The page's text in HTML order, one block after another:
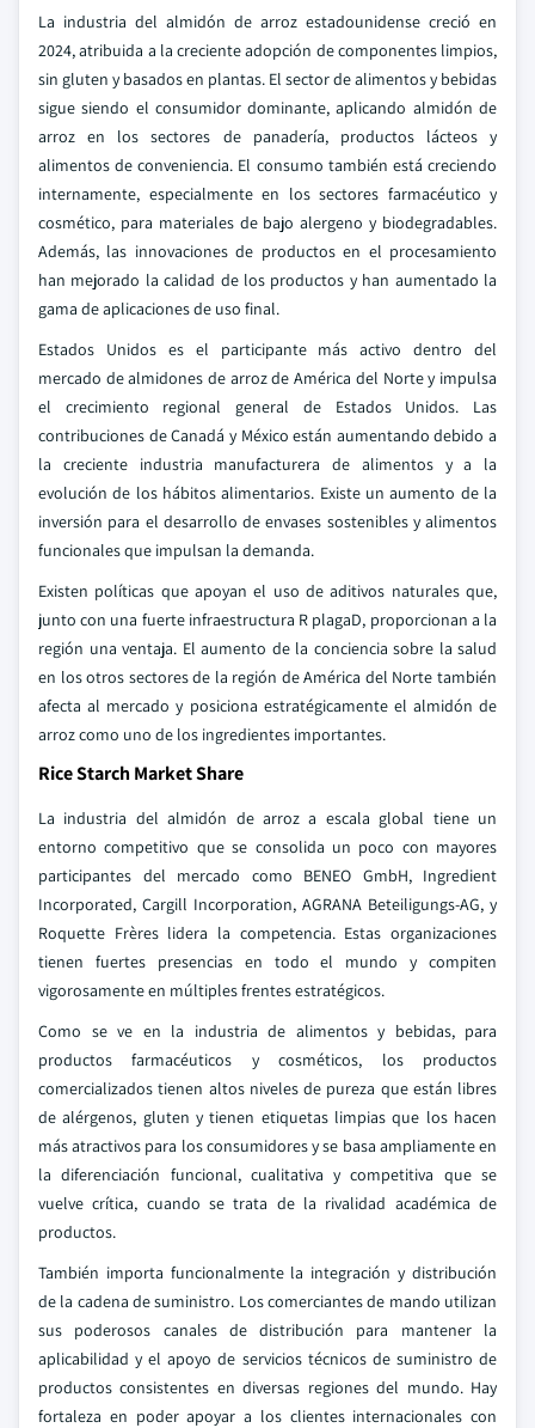
La industria del almidón de arroz estadounidense creció en
2024, atribuida a la creciente adopción de componentes limpios,
sin gluten y basados en plantas. El sector de alimentos y bebidas
sigue siendo el consumidor dominante, aplicando almidón de
arroz en los sectores de panadería, productos lácteos y
alimentos de conveniencia. El consumo también está creciendo
internamente, especialmente en los sectores farmacéutico y
cosmético, para materiales de bajo alergeno y biodegradables.
Además, las innovaciones de productos en el procesamiento
han mejorado la calidad de los productos y han aumentado la
gama de aplicaciones de uso final.
Estados Unidos es el participante más activo dentro del
mercado de almidones de arroz de América del Norte y impulsa
el crecimiento regional general de Estados Unidos. Las
contribuciones de Canadá y México están aumentando debido a
la creciente industria manufacturera de alimentos y a la
evolución de los hábitos alimentarios. Existe un aumento de la
inversión para el desarrollo de envases sostenibles y alimentos
funcionales que impulsan la demanda.
Existen políticas que apoyan el uso de aditivos naturales que,
junto con una fuerte infraestructura R plagaD, proporcionan a la
región una ventaja. El aumento de la conciencia sobre la salud
en los otros sectores de la región de América del Norte también
afecta al mercado y posiciona estratégicamente el almidón de
arroz como uno de los ingredientes importantes.
Rice Starch Market Share
La industria del almidón de arroz a escala global tiene un
entorno competitivo que se consolida un poco con mayores
participantes del mercado como BENEO GmbH, Ingredient
Incorporated, Cargill Incorporation, AGRANA Beteiligungs-AG, y
Roquette Frères lidera la competencia. Estas organizaciones
tienen fuertes presencias en todo el mundo y compiten
vigorosamente en múltiples frentes estratégicos.
Como se ve en la industria de alimentos y bebidas, para
productos farmacéuticos y cosméticos, los productos
comercializados tienen altos niveles de pureza que están libres
de alérgenos, gluten y tienen etiquetas limpias que los hacen
más atractivos para los consumidores y se basa ampliamente en
la diferenciación funcional, cualitativa y competitiva que se
vuelve crítica, cuando se trata de la rivalidad académica de
productos.
También importa funcionalmente la integración y distribución
de la cadena de suministro. Los comerciantes de mando utilizan
sus poderosos canales de distribución para mantener la
aplicabilidad y el apoyo de servicios técnicos de suministro de
productos consistentes en diversas regiones del mundo. Hay
fortaleza en poder apoyar a los clientes internacionales con